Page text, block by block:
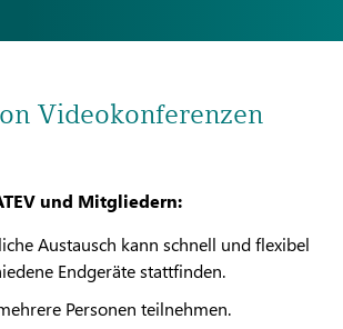
Videokonferenzen
und Mitgliedern:
Austausch kann schnell und flexibel
Endgeräte stattfinden.
Personen teilnehmen.